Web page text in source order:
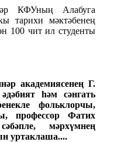
КФУның Алабуга
тарихи мәктәбенең
100 чит ил студенты
академиясенең Г.
һәм сәнгать
фольклорчы,
профессор Фатих
мәрхүмнең
уртаклаша....